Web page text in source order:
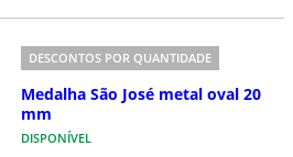
DESCONTOS POR QUANTIDADE
Medalha São José metal oval 20
mm
DISPONÍVEL